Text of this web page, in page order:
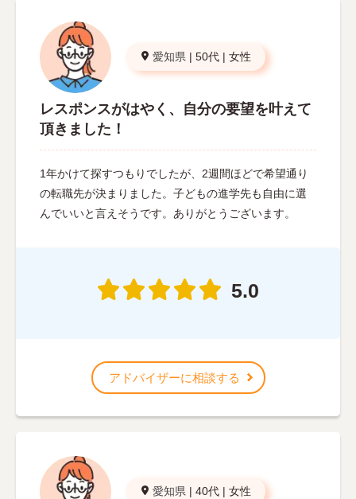
愛知県 | 50代 | 女性
レスポンスがはやく、自分の要望を叶えて
頂きました！
1年かけて探すつもりでしたが、2週間ほどで希望通り
の転職先が決まりました。子どもの進学先も自由に選
んでいいと言えそうです。ありがとうございます。
5.0
アドバイザーに相談する
愛知県 | 40代 | 女性